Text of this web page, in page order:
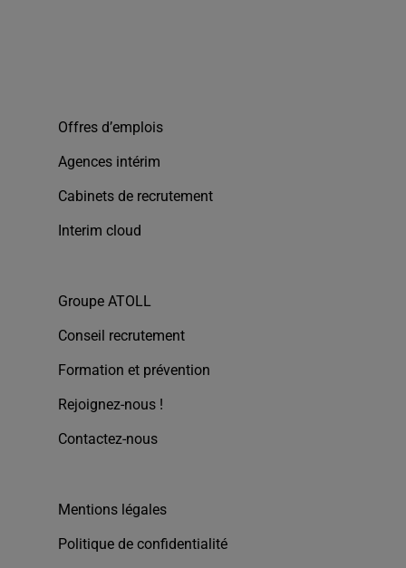
Offres d’emplois
Agences intérim
Cabinets de recrutement
Interim cloud
Groupe ATOLL
Conseil recrutement
Formation et prévention
Rejoignez-nous !
Contactez-nous
Mentions légales
Politique de confidentialité